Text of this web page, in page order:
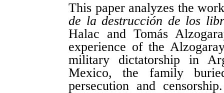
This paper analyzes the
de la destrucción de los
Halac and Tomás
experience of the
military dictatorship in
Mexico, the family
persecution and